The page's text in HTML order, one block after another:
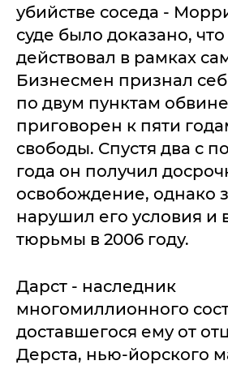
убийстве соседа -
суде было доказано,
действовал в рамках
Бизнесмен признал
по двум пунктам
приговорен к пяти
свободы. Спустя два с
года он получил
освобождение, однако
нарушил его условия и
тюрьмы в 2006 году.
Дарст - наследник
многомиллионного
доставшегося ему от
Дерста, нью-йорского